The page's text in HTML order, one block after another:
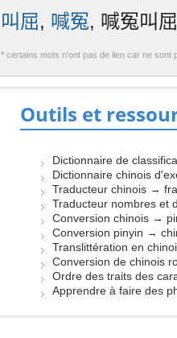
叫屈, 喊冤, 喊冤叫
* certains mots n'ont pas de lien car ne sont
Outils et
Dictionnaire de
Dictionnaire chinois
Traducteur chinois →
Traducteur nombres et
Conversion chinois →
Conversion pinyin →
Translittération en
Conversion de chinois
Ordre des traits des
Apprendre à faire des